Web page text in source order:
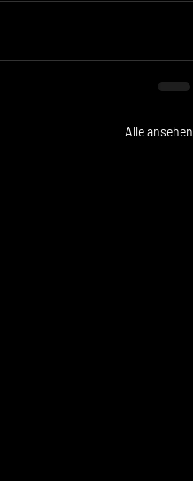
Alle ansehen